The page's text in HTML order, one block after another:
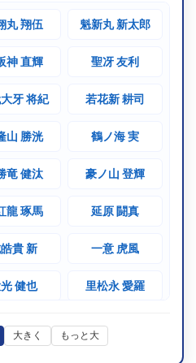
大きく もっと大
丸 翔伍 魁新丸 新太郎
神 直輝 聖冴 友利
牙 将紀 若花新 耕司
山 勝洸 鶴ノ海 実
竜 健汰 豪ノ山 登輝
龍 琢馬 延原 闘真
貴 新 一意 虎風
健也 里松永 愛羅
丸 哲次 朝平井 成耶